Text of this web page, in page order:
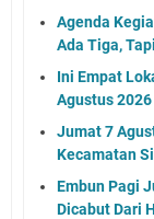
Agenda
Ada Tiga,
Ini Empat
Agustus 2026
Jumat 7
Kecamatan
Embun Pagi
Dicabut Dari